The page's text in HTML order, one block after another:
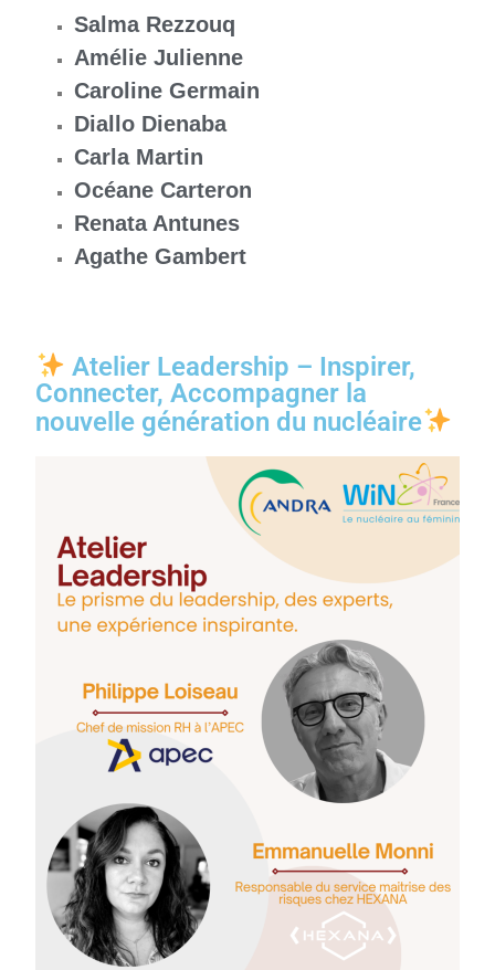
Salma Rezzouq
Amélie Julienne
Caroline Germain
Diallo Dienaba
Carla Martin
Océane Carteron
Renata Antunes
Agathe Gambert
Atelier Leadership – Inspirer,
Connecter, Accompagner la
nouvelle génération du nucléaire